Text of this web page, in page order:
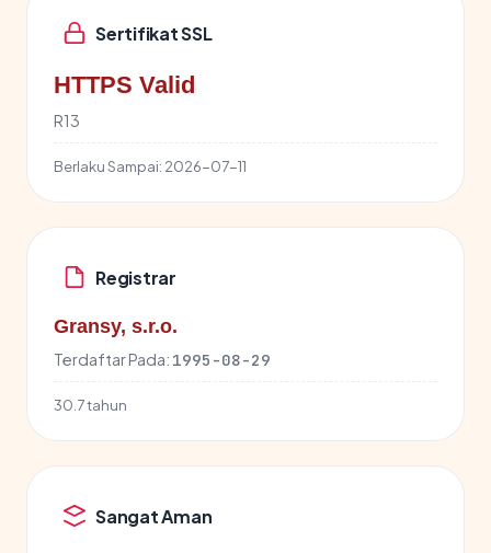
Sertifikat SSL
HTTPS Valid
R13
Berlaku Sampai: 2026-07-11
Registrar
Gransy, s.r.o.
Terdaftar Pada: 1995-08-29
30.7 tahun
Sangat Aman